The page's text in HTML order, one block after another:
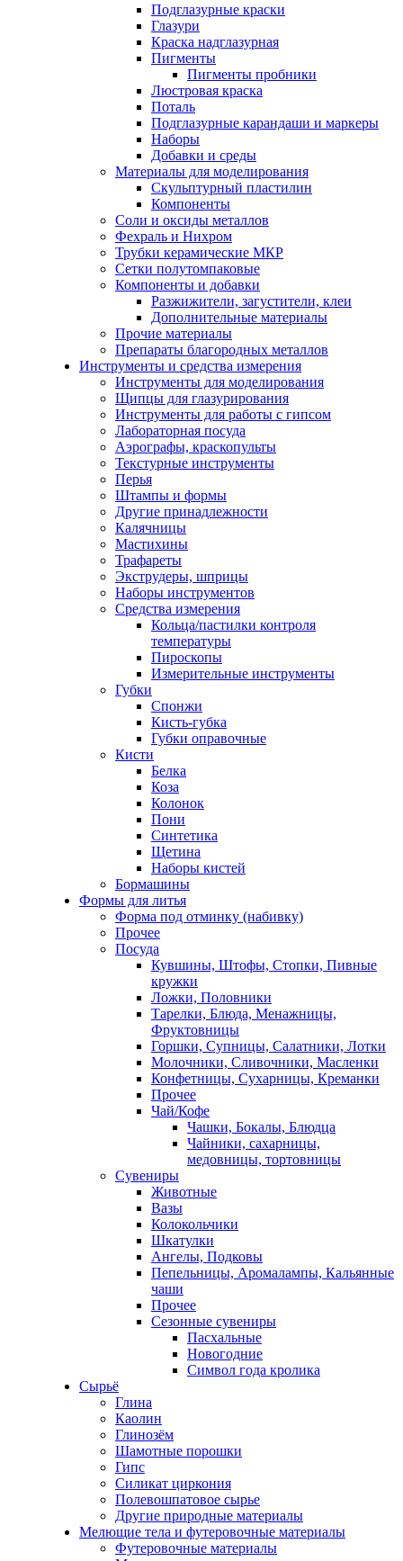
Подглазурные краски
Глазури
Краска надглазурная
Пигменты
Пигменты пробники
Люстровая краска
Поталь
Подглазурные карандаши и маркеры
Наборы
Добавки и среды
Материалы для моделирования
Скульптурный пластилин
Компоненты
Соли и оксиды металлов
Фехраль и Нихром
Трубки керамические МКР
Сетки полутомпаковые
Компоненты и добавки
Разжижители, загустители, клеи
Дополнительные материалы
Прочие материалы
Препараты благородных металлов
Инструменты и средства измерения
Инструменты для моделирования
Щипцы для глазурирования
Инструменты для работы с гипсом
Лабораторная посуда
Аэрографы, краскопульты
Текстурные инструменты
Перья
Штампы и формы
Другие принадлежности
Калячницы
Мастихины
Трафареты
Экструдеры, шприцы
Наборы инструментов
Средства измерения
Кольца/пастилки контроля
температуры
Пироскопы
Измерительные инструменты
Губки
Спонжи
Кисть-губка
Губки оправочные
Кисти
Белка
Коза
Колонок
Пони
Синтетика
Щетина
Наборы кистей
Бормашины
Формы для литья
Форма под отминку (набивку)
Прочее
Посуда
Кувшины, Штофы, Стопки, Пивные
кружки
Ложки, Половники
Тарелки, Блюда, Менажницы,
Фруктовницы
Горшки, Супницы, Салатники, Лотки
Молочники, Сливочники, Масленки
Конфетницы, Сухарницы, Креманки
Прочее
Чай/Кофе
Чашки, Бокалы, Блюдца
Чайники, сахарницы,
медовницы, тортовницы
Сувениры
Животные
Вазы
Колокольчики
Шкатулки
Ангелы, Подковы
Пепельницы, Аромалампы, Кальянные
чаши
Прочее
Сезонные сувениры
Пасхальные
Новогодние
Символ года кролика
Сырьё
Глина
Каолин
Глинозём
Шамотные порошки
Гипс
Силикат циркония
Полевошпатовое сырье
Другие природные материалы
Мелющие тела и футеровочные материалы
Футеровочные материалы